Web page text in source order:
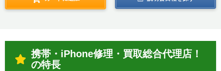
携帯・iPhone修理・買取総合代理店！
の特長